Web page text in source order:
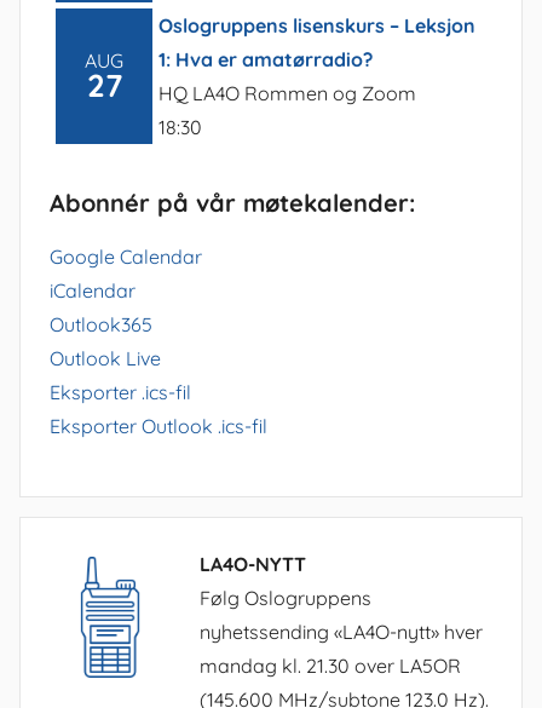
AUG
27
Oslogruppens lisenskurs – Leksjon
1: Hva er amatørradio?
HQ LA4O Rommen og Zoom
18:30
Abonnér på vår møtekalender:
Google Calendar
iCalendar
Outlook365
Outlook Live
Eksporter .ics-fil
Eksporter Outlook .ics-fil
LA4O-NYTT
Følg Oslogruppens
nyhetssending «LA4O-nytt» hver
mandag kl. 21.30 over LA5OR
(145.600 MHz/subtone 123.0 Hz).